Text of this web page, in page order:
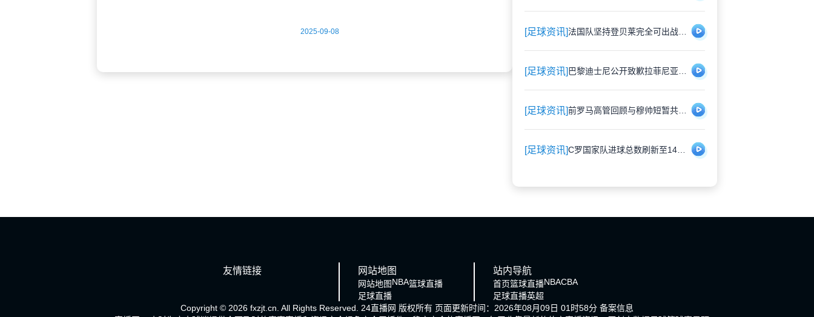
2025-09-08 [足球资讯]
[足球资讯]
[足球资讯]
[足球资讯]
友情链接 网站地图
网站地图NBA篮球直播
足球直播
站内导航
首页篮球直播NBACBA
足球直播英超
Copyright © 2026 fxzjt.cn. All Rights Reserved. 24直播网 版权所有 页面更新时间：2026年08月09日 01时58分 备案信息